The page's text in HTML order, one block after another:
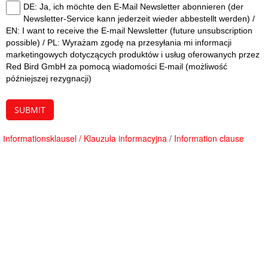
DE: Ja, ich möchte den E-Mail Newsletter abonnieren (der
Newsletter-Service kann jederzeit wieder abbestellt werden) /
EN: I want to receive the E-mail Newsletter (future unsubscription
possible) / PL: Wyrażam zgodę na przesyłania mi informacji
marketingowych dotyczących produktów i usług oferowanych przez
Red Bird GmbH za pomocą wiadomości E-mail (możliwość
późniejszej rezygnacji)
SUBMIT
Informationsklausel / Klauzula informacyjna / Information clause